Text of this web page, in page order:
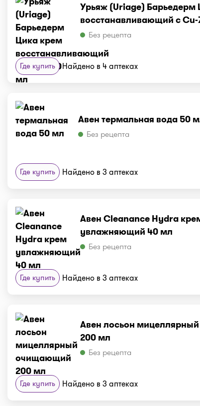
Урьяж (Uriage) Барьедерм
восстанавливающий с
Без рецепта
Где купить Найдено в 4 аптеках
Авен термальная вода 50
Без рецепта
Где купить Найдено в 3 аптеках
Авен Cleanance Hydra
увлажняющий 40 мл
Без рецепта
Где купить Найдено в 3 аптеках
Авен лосьон
200 мл
Без рецепта
Где купить Найдено в 3 аптеках